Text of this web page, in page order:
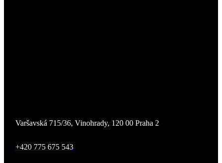
Varšavská 715/36, Vinohrady, 120 00 Praha 2
+420 775 675 543